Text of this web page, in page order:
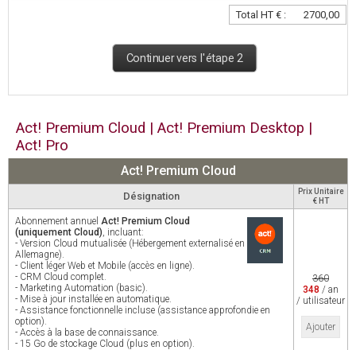
Total HT € : 2700,00
Continuer vers l'étape 2
Act! Premium Cloud | Act! Premium Desktop |
Act! Pro
Act! Premium Cloud
Désignation
Prix Unitaire
€ HT
Abonnement annuel Act! Premium Cloud
(uniquement Cloud), incluant:
- Version Cloud mutualisée (Hébergement externalisé en
Allemagne).
- Client léger Web et Mobile (accès en ligne).
- CRM Cloud complet.
- Marketing Automation (basic).
- Mise à jour installée en automatique.
- Assistance fonctionnelle incluse (assistance approfondie en
option).
- Accès à la base de connaissance.
- 15 Go de stockage Cloud (plus en option).
360
348 / an
/ utilisateur
Ajouter